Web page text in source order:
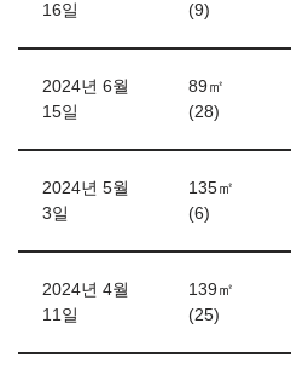
16일
(9)
2024년 6월
15일
89㎡
(28)
2024년 5월
3일
135㎡
(6)
2024년 4월
11일
139㎡
(25)